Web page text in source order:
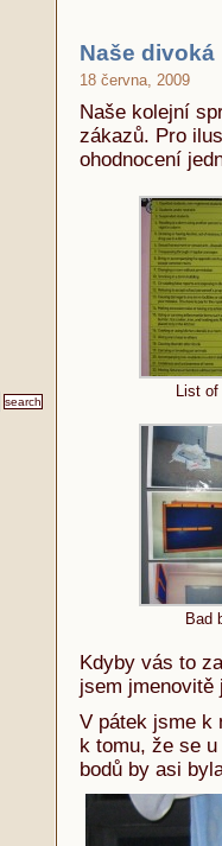
Naše divoká
18 června, 2009
Naše kolejní
zákazů. Pro
ohodnocení
List
Bad
Kdyby vás to
jsem jmenovitě
V pátek jsme k
k tomu, že se
bodů by asi